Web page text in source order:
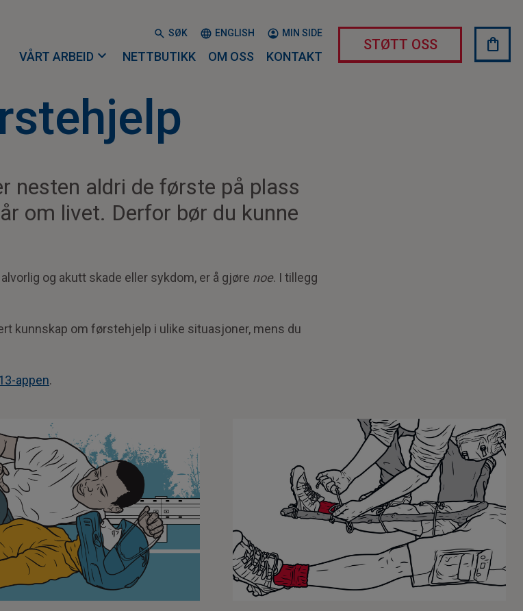
SØK ENGLISH MIN SIDE
VÅRT ARBEID expand_more NETTBUTIKK OM OSS KONTAKT
STØTT OSS shopping_bag
nesten aldri de første på plass
om livet. Derfor bør du kunne
og akutt skade eller sykdom, er å gjøre noe. I tillegg
kunnskap om førstehjelp i ulike situasjoner, mens du
appen.